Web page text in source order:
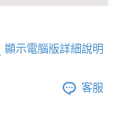
顯示電腦版詳細說明
客服